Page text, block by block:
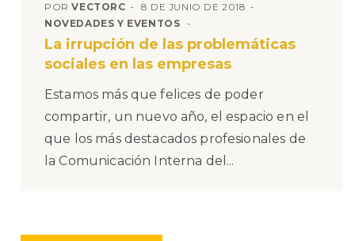
PORVECTORC
8 DE JUNIO DE 2018
NOVEDADES Y EVENTOS
La irrupción de las problemáticas
sociales en las empresas
Estamos más que felices de poder
compartir, un nuevo año, el espacio en el
que los más destacados profesionales de
la Comunicación Interna del...